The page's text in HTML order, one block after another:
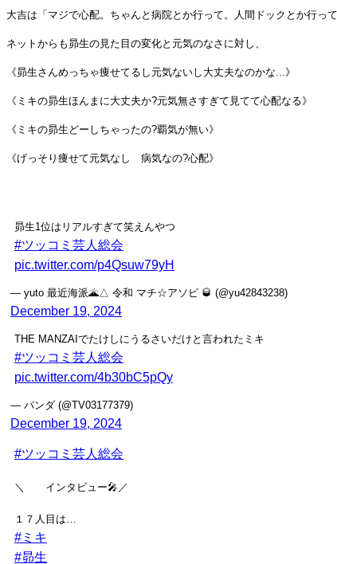
大吉は「マジで心配。ちゃんと病院とか行って。人間ドックとか行っ
ネットからも昴生の見た目の変化と元気のなさに対し、
《昴生さんめっちゃ痩せてるし元気ないし大丈夫なのかな...》
《ミキの昴生ほんまに大丈夫か?元気無さすぎて見てて心配なる》
《ミキの昴生どーしちゃったの?覇気が無い》
《げっそり痩せて元気なし 病気なの?心配》
昴生1位はリアルすぎて笑えんやつ
#ツッコミ芸人総会
pic.twitter.com/p4Qsuw79yH
— yuto 最近海派🌋△ 令和 マチ☆アソビ 🥃 (@yu42843238)
December 19, 2024
THE MANZAIでたけしにうるさいだけと言われたミキ
#ツッコミ芸人総会
pic.twitter.com/4b30bC5pQy
— パンダ (@TV03177379)
December 19, 2024
#ツッコミ芸人総会
＼ インタビュー🎤／
１７人目は…
#ミキ
#昴生